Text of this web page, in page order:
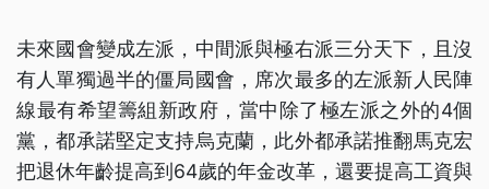
未來國會變成左派，中間派與極右派三分天下，且沒
有人單獨過半的僵局國會，席次最多的左派新人民陣
線最有希望籌組新政府，當中除了極左派之外的4個
黨，都承諾堅定支持烏克蘭，此外都承諾推翻馬克宏
把退休年齡提高到64歲的年金改革，還要提高工資與